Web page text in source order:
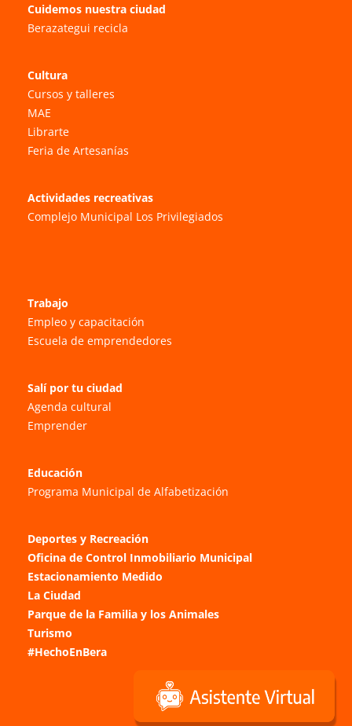
Cuidemos nuestra ciudad
Berazategui recicla
Cultura
Cursos y talleres
MAE
Librarte
Feria de Artesanías
Actividades recreativas
Complejo Municipal Los Privilegiados
Trabajo
Empleo y capacitación
Escuela de emprendedores
Salí por tu ciudad
Agenda cultural
Emprender
Educación
Programa Municipal de Alfabetización
Deportes y Recreación
Oficina de Control Inmobiliario Municipal
Estacionamiento Medido
La Ciudad
Parque de la Familia y los Animales
Turismo
#HechoEnBera